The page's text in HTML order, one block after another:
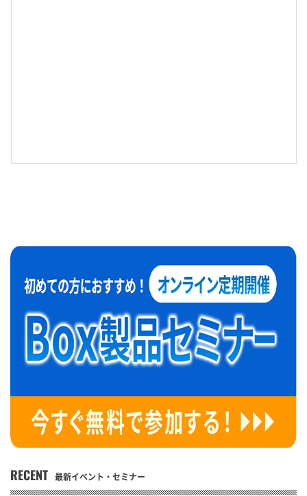
RECENT 最新イベント・セミナー